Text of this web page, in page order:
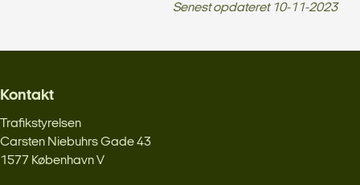
Senest opdateret 10-11-2023
Kontakt
Trafikstyrelsen
Carsten Niebuhrs Gade 43
1577 København V